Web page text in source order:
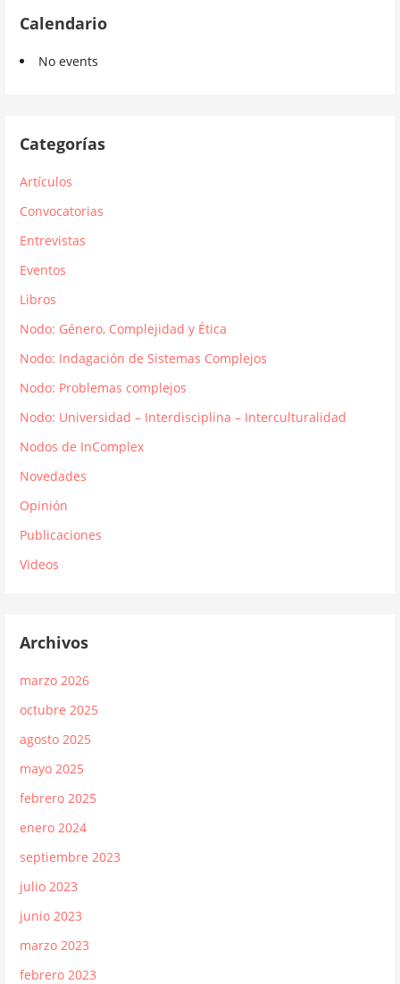
Calendario
No events
Categorías
Artículos
Convocatorias
Entrevistas
Eventos
Libros
Nodo: Género, Complejidad y Ética
Nodo: Indagación de Sistemas Complejos
Nodo: Problemas complejos
Nodo: Universidad – Interdisciplina – Interculturalidad
Nodos de InComplex
Novedades
Opinión
Publicaciones
Videos
Archivos
marzo 2026
octubre 2025
agosto 2025
mayo 2025
febrero 2025
enero 2024
septiembre 2023
julio 2023
junio 2023
marzo 2023
febrero 2023